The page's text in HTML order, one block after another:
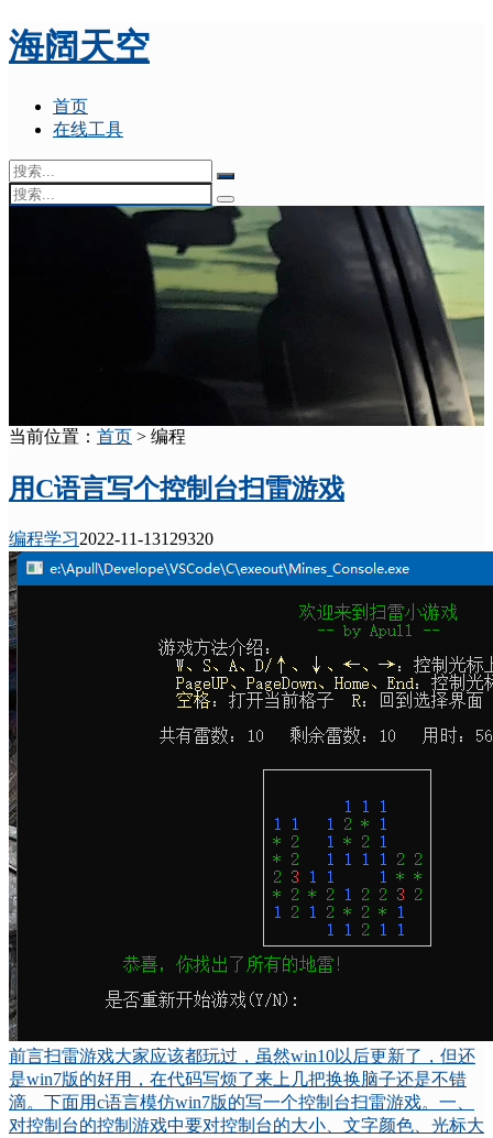
海阔天空
首页
在线工具
当前位置： 首页 > 编程
用C语言写个控制台扫雷游戏
编程学习2022-11-13129320
前言扫雷游戏大家应该都玩过，虽然win10以后更新了，但还
是win7版的好用，在代码写烦了来上几把换换脑子还是不错
滴。下面用c语言模仿win7版的写一个控制台扫雷游戏。一、
对控制台的控制游戏中要对控制台的大小、文字颜色、光标大